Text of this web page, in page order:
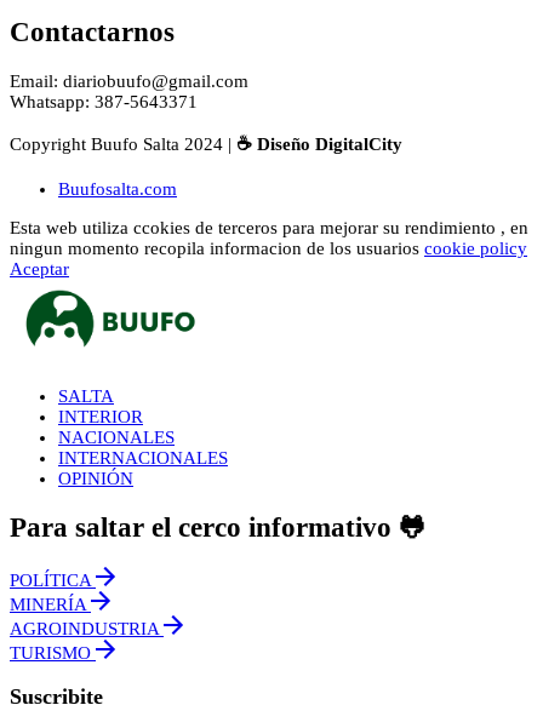
Contactarnos
Email: diariobuufo@gmail.com
Whatsapp: 387-5643371
Copyright Buufo Salta 2024 | ☕ Diseño DigitalCity
Buufosalta.com
Esta web utiliza ccokies de terceros para mejorar su rendimiento , en
ningun momento recopila informacion de los usuarios cookie policy
Aceptar
SALTA
INTERIOR
NACIONALES
INTERNACIONALES
OPINIÓN
Para saltar el cerco informativo 🐸
POLÍTICA
MINERÍA
AGROINDUSTRIA
TURISMO
Suscribite